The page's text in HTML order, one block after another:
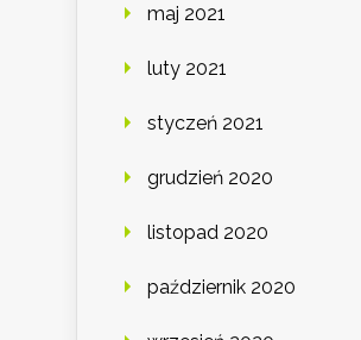
maj 2021
luty 2021
styczeń 2021
grudzień 2020
listopad 2020
październik 2020